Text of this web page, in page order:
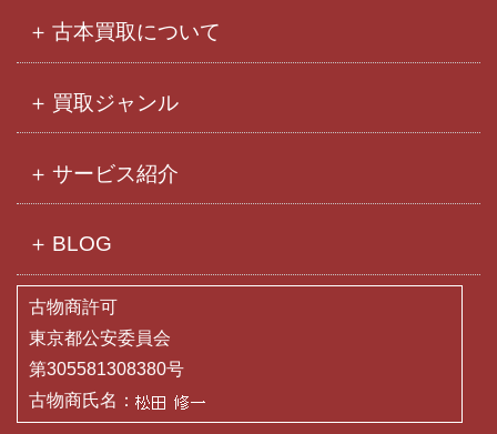
古本買取について
買取ジャンル
サービス紹介
BLOG
古物商許可
東京都公安委員会
第305581308380号
古物商氏名：